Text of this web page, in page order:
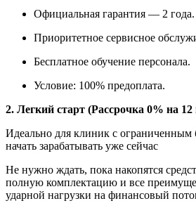
Официальная гарантия — 2 года.
Приоритетное сервисное
Бесплатное обучение персонала.
Условие: 100% предоплата.
2. Легкий старт (Рассрочка 0% на 12
Идеально для клиник с
начать зарабатывать уже сейчас
Не нужно ждать, пока накопятся
полную комплектацию и все
ударной нагрузки на финансовый